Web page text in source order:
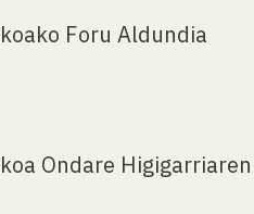
Foru Aldundia
Ondare